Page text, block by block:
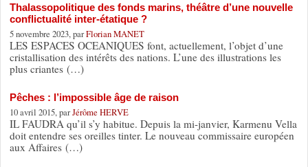
Thalassopolitique des fonds marins, théâtre d’une nouvelle
conflictualité inter-étatique ?
5 novembre 2023, parFlorian MANET
LES ESPACES OCEANIQUES font, actuellement, l’objet d’une
cristallisation des intérêts des nations. L’une des illustrations les
plus criantes (…)
Pêches : l’impossible âge de raison
10 avril 2015, parJérôme HERVE
IL FAUDRA qu’il s’y habitue. Depuis la mi-janvier, Karmenu Vella
doit entendre ses oreilles tinter. Le nouveau commissaire européen
aux Affaires (…)